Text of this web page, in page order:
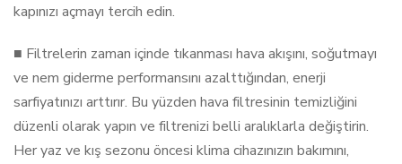
kapınızı açmayı tercih edin.
■ Filtrelerin zaman içinde tıkanması hava akışını, soğutmayı
ve nem giderme performansını azalttığından, enerji
sarfiyatınızı arttırır. Bu yüzden hava filtresinin temizliğini
düzenli olarak yapın ve filtrenizi belli aralıklarla değiştirin.
Her yaz ve kış sezonu öncesi klima cihazınızın bakımını,